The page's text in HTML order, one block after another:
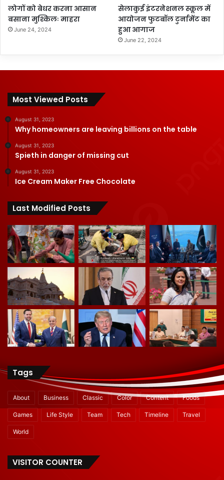
लोगों को बेधर करना आसान
बसाना मुश्किलः माहरा
June 24, 2024
सेलाकुई इंटरनेशनल स्कूल में
आयोजन फुटबॉल टुर्नामेंट का
हुआ आगाज
June 22, 2024
Most Viewed Posts
August 31, 2023
Why homeowners are leaving billions on the table
August 31, 2023
Spieth in danger of missing cut
August 31, 2023
Ice Cream Maker Free Chocolate
Last Modified Posts
Tags
About Business Classic Color Content Foods
Games Life Style Team Tech Timeline Travel
World
VISITOR COUNTER